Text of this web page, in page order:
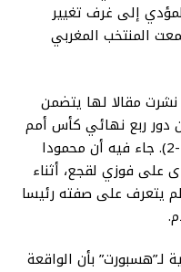
إلى غرف تغيير
المنتخب المغربي
مقالا لها يتضمن
دور ربع نهائي كأس أمم
إفريقيا على يد المنتخب المصري (1-2). جاء فيه أن محمودا
على فوزي لقجع، أثناء
لم يتعرف على صفته رئيسا
بأن الواقعة